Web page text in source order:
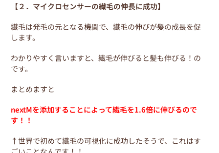
【２．マイクロセンサーの繊毛の伸長に成功】
繊毛は発毛の元となる機関で、繊毛の伸びが髪の成長を促
します。
わかりやすく言いますと、繊毛が伸びると髪も伸びる！の
です。
まとめますと
nextMを添加することによって繊毛を1.6倍に伸びるので
す！！
↑世界で初めて繊毛の可視化に成功したそうで、これはす